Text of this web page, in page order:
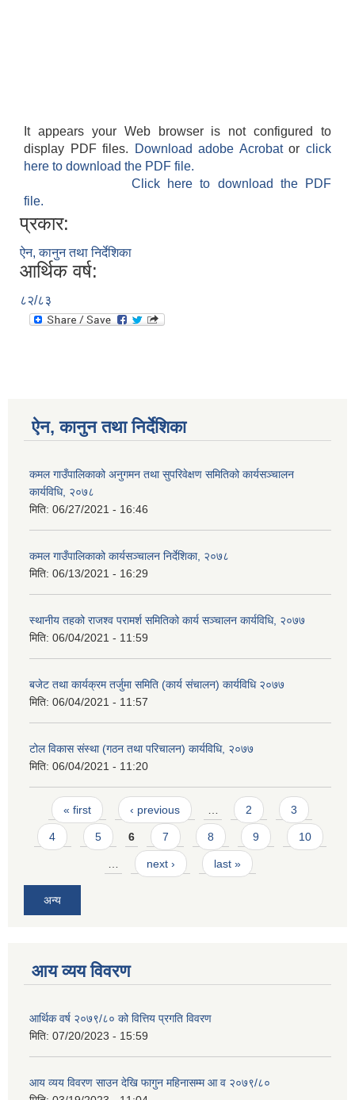
It appears your Web browser is not configured to
display PDF files.
Download adobe Acrobatorclick
here to download the PDF file.
Click here to download the PDF
file.
प्रकार:
ऐन, कानुन तथा निर्देशिका
आर्थिक वर्ष:
८२/८३
ऐन, कानुन तथा निर्देशिका
कमल गाउँपालिकाको अनुगमन तथा सुपरिवेक्षण समितिको कार्यसञ्चालन
कार्यविधि, २०७८
मिति: 06/27/2021 - 16:46
कमल गाउँपालिकाको कार्यसञ्‍चालन निर्देशिका, २०७८
मिति: 06/13/2021 - 16:29
स्थानीय तहको राजश्व परामर्श समितिको कार्य सञ्चालन कार्यविधि, २०७७
मिति: 06/04/2021 - 11:59
बजेट तथा कार्यक्रम तर्जुमा समिति (कार्य संचालन) कार्यविधि २०७७
मिति: 06/04/2021 - 11:57
टोल विकास संस्था (गठन तथा परिचालन) कार्यविधि, २०७७
मिति: 06/04/2021 - 11:20
Pages
« first ‹ previous 2 3
4 5 6 7 8 9 10
next › last »
अन्य
आय व्यय विवरण
आर्थिक वर्ष २०७९/८० को वित्तिय प्रगति विवरण
मिति: 07/20/2023 - 15:59
आय व्यय विवरण साउन देखि फागुन महिनासम्म आ व २०७९/८०